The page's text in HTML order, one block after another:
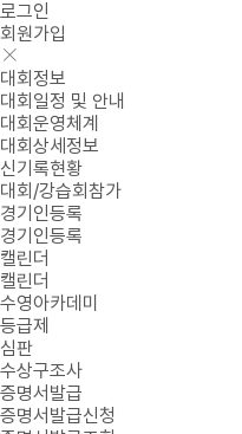
로그인
회원가입
대회정보
대회일정 및 안내
대회운영체계
대회상세정보
신기록현황
대회/강습회참가
경기인등록
경기인등록
캘린더
캘린더
수영아카데미
등급제
심판
수상구조사
증명서발급
증명서발급신청